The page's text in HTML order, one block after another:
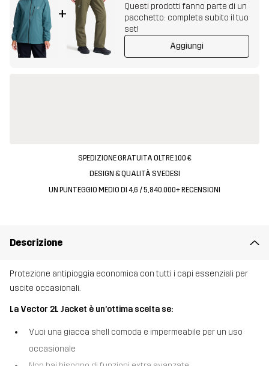
+
Questi prodotti fanno parte di un
pacchetto: completa subito il tuo
set!
Aggiungi
SPEDIZIONE GRATUITA OLTRE 100 €
DESIGN & QUALITÀ SVEDESI
UN PUNTEGGIO MEDIO DI 4,6 / 5, 840.000+ RECENSIONI
Descrizione
Protezione antipioggia economica con tutti i capi essenziali per
uscite occasionali.
La Vector 2L Jacket è un’ottima scelta se:
Vuoi una giacca shell comoda e impermeabile per un uso
occasionale